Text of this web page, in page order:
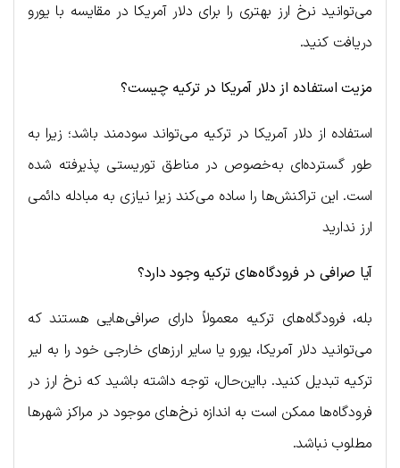
می‌توانید نرخ ارز بهتری را برای دلار آمریکا در مقایسه با یورو
دریافت کنید.
مزیت استفاده از دلار آمریکا در ترکیه چیست؟
استفاده از دلار آمریکا در ترکیه می‌تواند سودمند باشد؛ زیرا به
طور گسترده‌ای به‌خصوص در مناطق توریستی پذیرفته شده
است. این تراکنش‌ها را ساده می‌کند زیرا نیازی به مبادله دائمی
ارز ندارید
آیا صرافی در فرودگاه‌های ترکیه وجود دارد؟
بله، فرودگاه‌های ترکیه معمولاً دارای صرافی‌هایی هستند که
می‌توانید دلار آمریکا، یورو یا سایر ارزهای خارجی خود را به لیر
ترکیه تبدیل کنید. بااین‌حال، توجه داشته باشید که نرخ ارز در
فرودگاه‌ها ممکن است به اندازه نرخ‌های موجود در مراکز شهرها
مطلوب نباشد.